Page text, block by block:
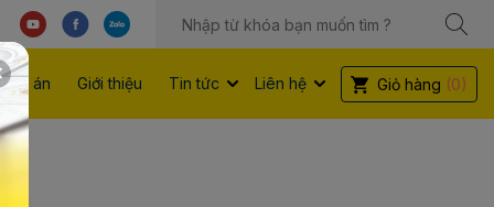
Dự án Giới thiệu Tin tức Liên hệ Giỏ hàng (0)